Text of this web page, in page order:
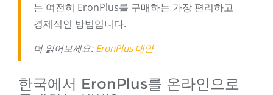
는 여전히 EronPlus를 구매하는 가장 편리하고
경제적인 방법입니다.
더 읽어보세요: EronPlus 대안
한국에서 EronPlus를 온라인으로